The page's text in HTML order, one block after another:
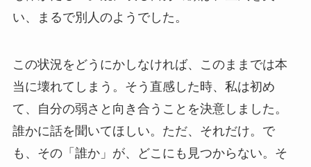
い、まるで別人のようでした。
この状況をどうにかしなければ、このままでは本
当に壊れてしまう。そう直感した時、私は初め
て、自分の弱さと向き合うことを決意しました。
誰かに話を聞いてほしい。ただ、それだけ。で
も、その「誰か」が、どこにも見つからない。そ